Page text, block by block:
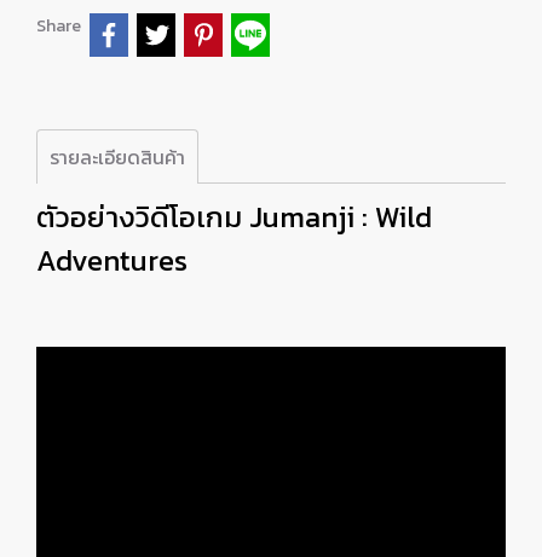
Share
รายละเอียดสินค้า
ตัวอย่างวิดีโอเกม Jumanji : Wild
Adventures